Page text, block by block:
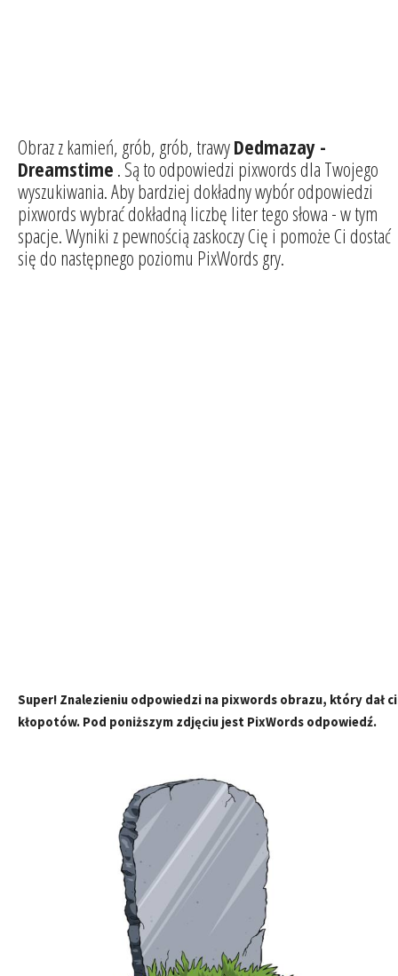
Obraz z kamień, grób, grób, trawyDedmazay -
Dreamstime . Są to odpowiedzi pixwords dla Twojego
wyszukiwania. Aby bardziej dokładny wybór odpowiedzi
pixwords wybrać dokładną liczbę liter tego słowa - w tym
spacje. Wyniki z pewnością zaskoczy Cię i pomoże Ci dostać
się do następnego poziomu PixWords gry.
Super! Znalezieniu odpowiedzi na pixwords obrazu, który dał ci
kłopotów. Pod poniższym zdjęciu jest PixWords odpowiedź.